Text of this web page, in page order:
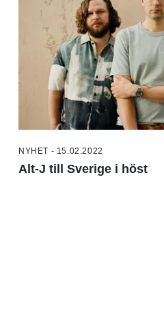
NYHET - 15.02.2022
Alt-J till Sverige i höst